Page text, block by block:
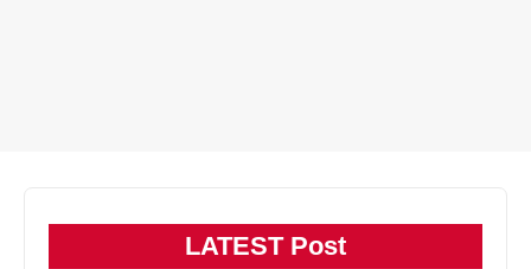
LATEST Post